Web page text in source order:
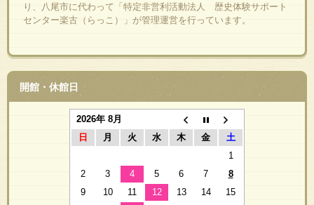
り、八尾市に代わって「特定非営利活動法人 歴史体験サポート
センター楽古（らっこ）」が管理運営を行っています。
開館・休館日
2026年 8月
日
月 火 水 木 金
土
1
2
3 4 5 6 7
8
9
10 11 12 13 14
15